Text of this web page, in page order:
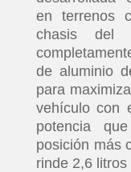
en terrenos
chasis del
de aluminio
para
vehículo con
potencia
posición más
rinde 2,6